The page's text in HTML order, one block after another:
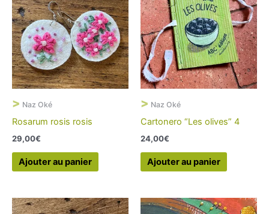
> Naz Oké
Rosarum rosis rosis
29,00€
Ajouter au panier
> Naz Oké
Cartonero “Les olives” 4
24,00€
Ajouter au panier